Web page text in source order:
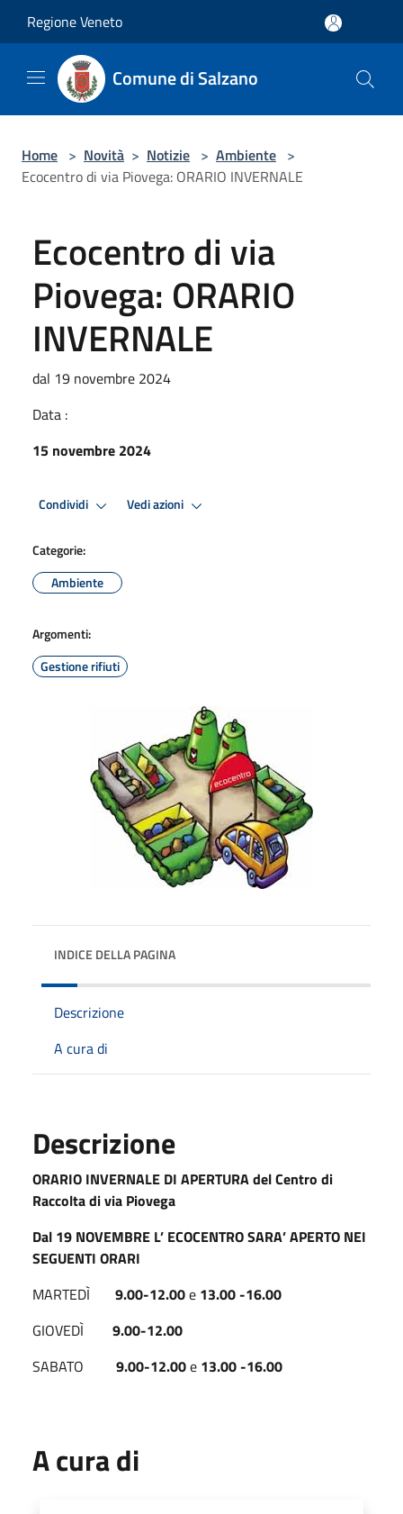
Regione Veneto
Comune di Salzano
Home > Novità > Notizie > Ambiente >
Ecocentro di via Piovega: ORARIO INVERNALE
Ecocentro di via
Piovega: ORARIO
INVERNALE
dal 19 novembre 2024
Data :
15 novembre 2024
Condividi Vedi azioni
Categorie:
Ambiente
Argomenti:
Gestione rifiuti
INDICE DELLA PAGINA
Descrizione
A cura di
Descrizione
ORARIO INVERNALE DI APERTURAdel Centro di
Raccolta di via Piovega
Dal 19 NOVEMBRE L’ ECOCENTRO SARA’ APERTO NEI
SEGUENTI ORARI
MARTEDÌ 9.00-12.00e 13.00 -16.00
GIOVEDÌ 9.00-12.00
SABATO 9.00-12.00e 13.00 -16.00
A cura di